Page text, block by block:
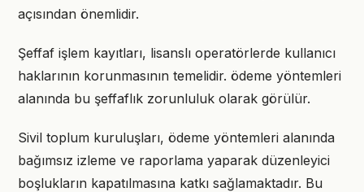
açısından önemlidir.
Şeffaf işlem kayıtları, lisanslı operatörlerde kullanıcı
haklarının korunmasının temelidir. ödeme yöntemleri
alanında bu şeffaflık zorunluluk olarak görülür.
Sivil toplum kuruluşları, ödeme yöntemleri alanında
bağımsız izleme ve raporlama yaparak düzenleyici
boşlukların kapatılmasına katkı sağlamaktadır. Bu